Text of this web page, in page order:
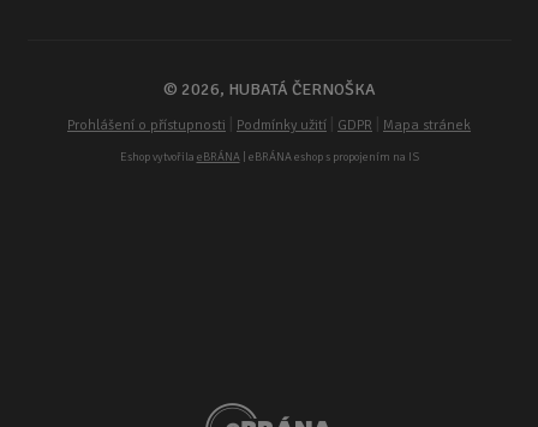
© 2026, HUBATÁ ČERNOŠKA
Prohlášení o přístupnosti Podmínky užití GDPR Mapa stránek
Eshop vytvořila eBRÁNA| eBRÁNA eshop s propojením na IS